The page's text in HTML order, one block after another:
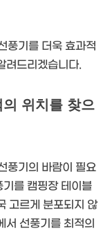
풍기를 더욱 효과적
려드리겠습니다.
위치를 찾으
풍기의 바람이 필요
를 캠핑장 테이블
고르게 분포되지 않
서 선풍기를 최적의